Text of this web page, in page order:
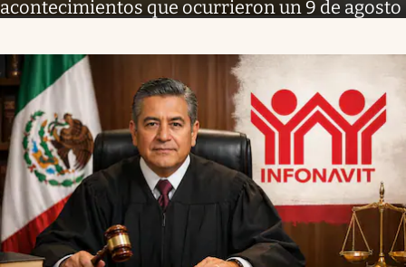
acontecimientos que ocurrieron un 9 de agosto